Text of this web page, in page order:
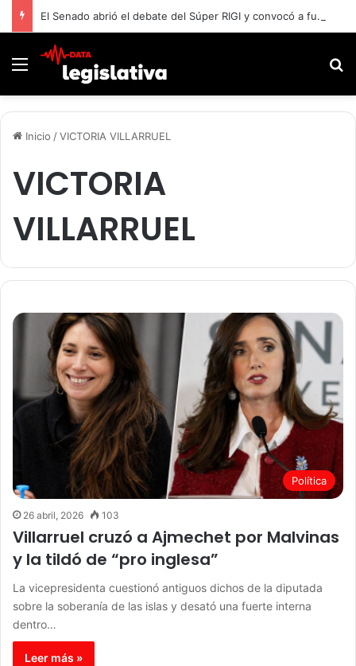
El Senado abrió el debate del Súper RIGI y convocó a funcionarios de Economía
Menú
Inicio /VICTORIA VILLARRUEL
VICTORIA
VILLARRUEL
Política
26 abril, 2026 103
Villarruel cruzó a Ajmechet por Malvinas
y la tildó de “pro inglesa”
La vicepresidenta cuestionó antiguos dichos de la diputada
sobre la soberanía de las islas y desató una fuerte interna
dentro…
Leer más »